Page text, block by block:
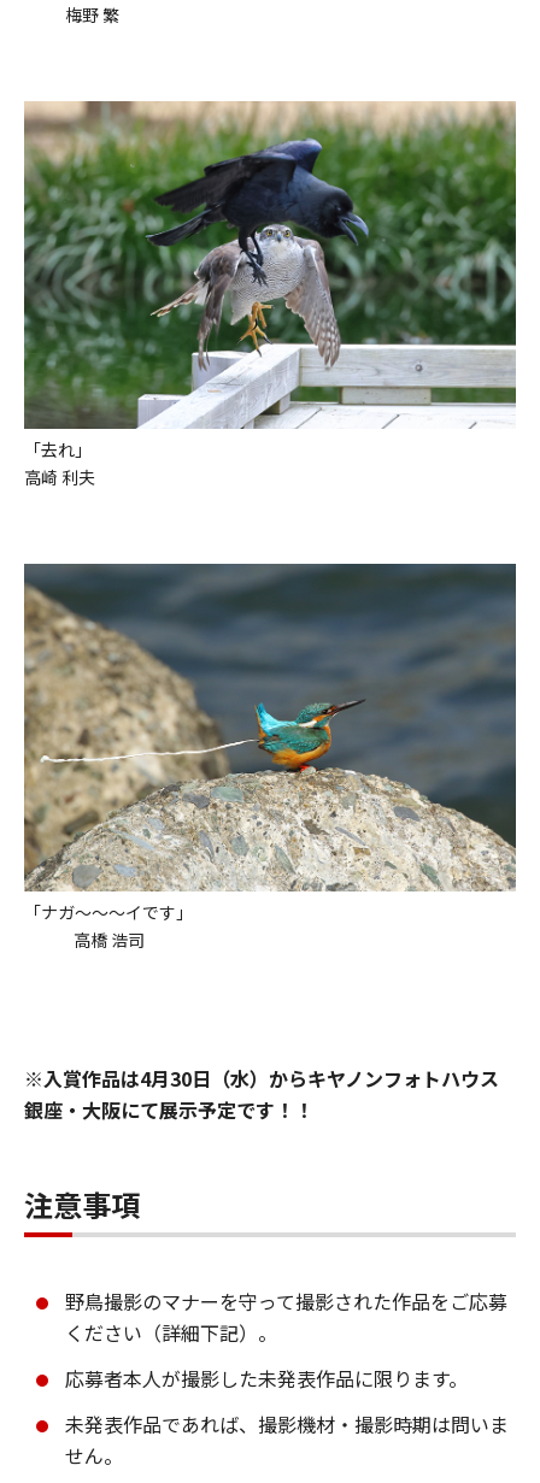
梅野 繁
「去れ」
高崎 利夫
「ナガ～～～イです」
高橋 浩司
※入賞作品は4月30日（水）からキヤノンフォトハウス
銀座・大阪にて展示予定です！！
注意事項
野鳥撮影のマナーを守って撮影された作品をご応募
ください（詳細下記）。
応募者本人が撮影した未発表作品に限ります。
未発表作品であれば、撮影機材・撮影時期は問いま
せん。